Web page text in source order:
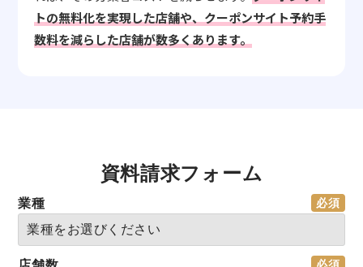
トの無料化を実現した店舗や、クーポンサイト予約手
数料を減らした店舗が数多くあります。
資料請求フォーム
業種